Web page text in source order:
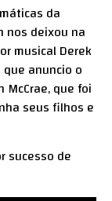
da
nos deixou na
musical Derek
anuncio o
que foi
seus filhos e
sucesso de